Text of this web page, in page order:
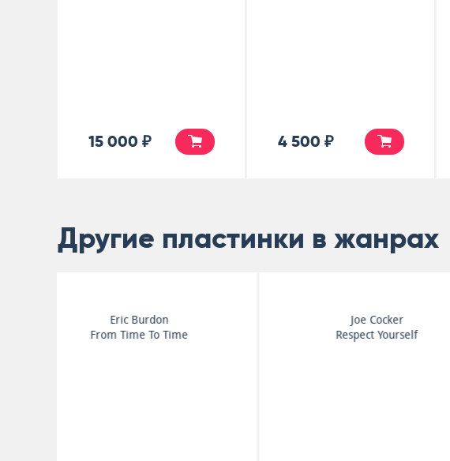
15 000 ₽ 4 500 ₽
Другие пластинки в жанрах
Joe Cocker
Respect Yourself
Cuby + Blizzards
Afscheidsconcert